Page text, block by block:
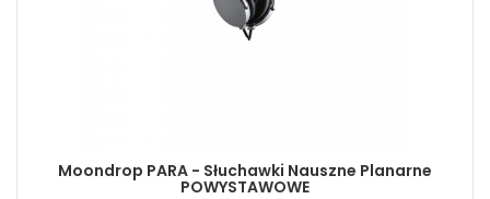
Moondrop PARA - Słuchawki Nauszne Planarne
POWYSTAWOWE